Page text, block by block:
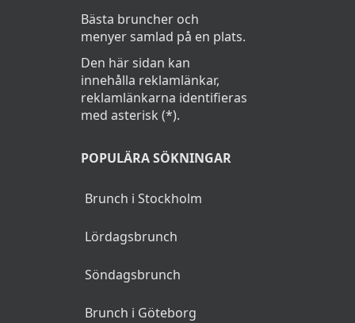
Bästa bruncher och
menyer samlad på en plats.
Den här sidan kan
innehålla reklamlänkar,
reklamlänkarna identifieras
med asterisk (*).
POPULÄRA SÖKNINGAR
Brunch i Stockholm
Lördagsbrunch
Söndagsbrunch
Brunch i Göteborg